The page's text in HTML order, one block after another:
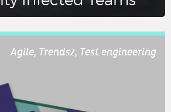
Agile, Trendsz, Test engineering